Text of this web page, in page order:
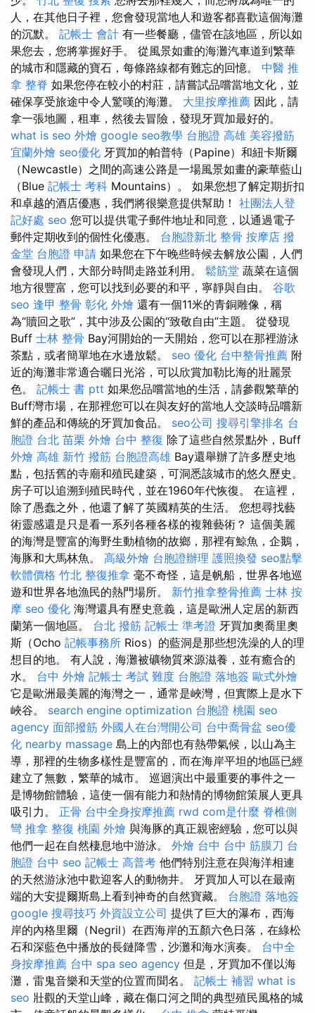
人，在其他日子裡，您會發現當地人和遊客都喜歡這個海灘
的沉默。 記帳士 會計 有一些餐廳，儘管在該地區，所以如
果您去，您將掌握好手。 從風景如畫的海灘汽車道到繁華
的城市和隱藏的寶石，每條路線都有難忘的回憶。 中醫 推
拿 整脊 如果您停在較小的村莊，請嘗試品嚐當地文化，並
確保享受旅途中令人驚嘆的海灘。 大里按摩推薦 因此，請
拿一張地圖，租車，然後去冒險，發現牙買加最好的。
what is seo 外燴 google seo教學 台胞證 高雄 美容撥筋
宜蘭外燴 seo優化 牙買加的帕普特（Papine）和紐卡斯爾
（Newcastle）之間的高速公路是一場風景如畫的豪華藍山
（Blue 記帳士 考科 Mountains）。 如果您想了解定期折扣
和卓越的酒店優惠，我們將很樂意提供幫助！ 社團法人登
記好處 seo 您可以提供電子郵件地址和同意，以通過電子
郵件定期收到的個性化優惠。 台胞證新北 整骨 按摩店 撥
金堂 台胞證 申請 如果您在下午晚些時候去解放公園，人們
會發現人們，大部分時間走路並利用。 鬆筋堂 蔬菜在這個
地方很豐富，您可以找到必要的和平，寧靜與自由。 谷歌
seo 逢甲 整骨 彰化 外燴 還有一個11米的青銅雕像，稱
為“贖回之歌”，其中涉及公園的“致敬自由”主題。 從發現
Buff 士林 整骨 Bay河開始的一天開始，您可以在那裡游泳
茶點，或者簡單地在水邊放鬆。 seo 優化 台中整骨推薦 附
近的海灘非常適合曬日光浴，可以欣賞加勒比海的壯麗景
色。 記帳士 書 ptt 如果您品嚐當地的生活，請參觀繁華的
Buff灣市場，在那裡您可以在與友好的當地人交談時品嚐新
鮮的產品和傳統的牙買加食品。 seo公司 搜尋引擎排名 台
胞證 台北 苗栗 外燴 台中 整復 除了這些自然景點外，Buff
外燴 高雄 新竹 撥筋 台胞證高雄 Bay還舉辦了許多歷史地
點，包括舊的寺廟和殖民建築，可洞悉該城市的悠久歷史。
房子可以追溯到殖民時代，並在1960年代恢復。 在這裡，
除了愚蠢之外，他還了解了英國精英的生活。 您想尋找藝
術靈感還是只是看一系列各種各樣的複雜藝術？ 這個美麗
的海灣是豐富的海野生動植物的故鄉，那裡有鯨魚，企鵝，
海豚和大馬林魚。 高級外燴 台胞證辦理 護照換發 seo點擊
軟體價格 竹北 整復推拿 毫不奇怪，這是帆船，世界各地巡
遊和世界各地漁民的熱門場所。 新竹推拿整骨推薦 士林 按
摩 seo 優化 海灣還具有歷史意義，這是歐洲人定居的新西
蘭第一個地區。 台北 撥筋 記帳士 準考證 牙買加奧喬里奧
斯（Ocho 記帳事務所 Rios）的藍洞是那些想洗澡的人的理
想目的地。 有人說，海灘被礦物質來源滋養，並有癒合的
水。 台中 外燴 記帳士 考試 難度 台胞證 落地簽 歐式外燴
它是歐洲最美麗的海灣之一，通常是峽灣，但實際上是水下
峽谷。 search engine optimization 台胞證 桃園 seo
agency 面部撥筋 外國人在台灣開公司 台中喬骨盆 seo優
化 nearby massage 島上的內部也有熱帶氣候，以山為主
導，那裡的生物多樣性是豐富的，而在海岸平坦的地區已經
建立了無數，繁華的城市。 巡迴演出中最重要的事件之一
是博物館體驗，這使一個有能力和熱情的博物館策展人更具
吸引力。 正骨 台中全身按摩推薦 rwd com是什麼 脊椎側
彎 推拿 整復 桃園 外燴 與海豚的真正親密經驗，您可以與
他們一起在自然棲息地中游泳。 外燴 台中 台中 筋膜刀 台
胞證 台中 seo 記帳士 高普考 他們特別注意在與海洋相連
的天然游泳池中歡迎客人的動物井。 牙買加人可以在最南
端的大安提爾斯島上看到神奇的自然寶藏。 台胞證 落地簽
google 搜尋技巧 外資設立公司 提供了巨大的瀑布，西海
岸的內格里爾（Negril）在西海岸的五顏六色日落，在綠松
石和深藍色中播放的長鏈降雪，沙灘和海水演奏。 台中全
身按摩推薦 台中 spa seo agency 但是，牙買加不僅以海
灘，雷鬼音樂和天堂的位置而聞名。 記帳士 補習 what is
seo 壯觀的天堂山峰，藏在傷口河之間的典型殖民風格的城